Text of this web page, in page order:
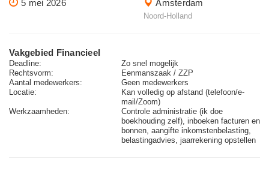
5 mei 2026 Amsterdam
Noord-Holland
Vakgebied Financieel
Deadline:
Zo snel mogelijk
Rechtsvorm:
Eenmanszaak / ZZP
Aantal medewerkers:
Geen medewerkers
Locatie:
Kan volledig op afstand (telefoon/e-
mail/Zoom)
Werkzaamheden:
Controle administratie (ik doe
boekhouding zelf), inboeken facturen en
bonnen, aangifte inkomstenbelasting,
belastingadvies, jaarrekening opstellen